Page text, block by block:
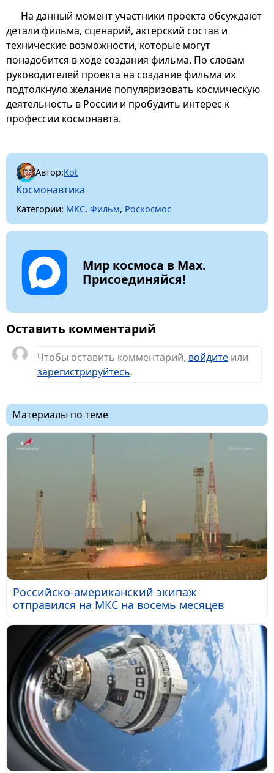
На данный момент участники проекта обсуждают
детали фильма, сценарий, актерский состав и
технические возможности, которые могут
понадобится в ходе создания фильма. По словам
руководителей проекта на создание фильма их
подтолкнуло желание популяризовать космическую
деятельность в России и пробудить интерес к
профессии космонавта.
Автор:Kot
Космонавтика
Категории: МКС, Фильм, Роскосмос
Мир космоса в Max.
Присоединяйся!
Оставить комментарий
Чтобы оставить комментарий, войдите или
зарегистрируйтесь.
Материалы по теме
Российско-американский экипаж
отправился на МКС на восемь месяцев